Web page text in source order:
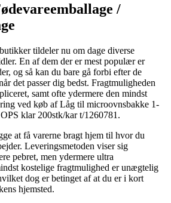
/
tildeler nu om dage diverse
En af dem der er mest populær er
og så kan du bare gå forbi efter de
det passer dig bedst. Fragtmuligheden
samt ofte ydermere den mindst
ved køb af Låg til microovnsbakke 1-
klar 200stk/kar t/1260781.
at få varerne bragt hjem til hvor du
Leveringsmetoden viser sig
pebret, men ydermere ultra
kostelige fragtmulighed er unægtelig
dog er betinget af at du er i kort
hjemsted.